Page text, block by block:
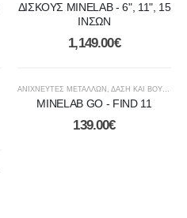
ΔΙΣΚΟΥΣ MINELAB - 6", 11", 15
ΙΝΣΩΝ
1,149.00€
,ΘΆΛΑΣΣΑ ΚΑΙ ΑΚΤΉ,ΥΠΟΒΡΎΧΙΟΙ
ΑΝΙΧΝΕΥΤΕΣ ΜΕΤΑΛΛΩΝ , ΔΆΣΗ ΚΑΙ ΒΟΥΝΆ
MINELAB GO - FIND 11
139.00€